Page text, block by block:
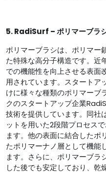
5. RadiSurf – ポリマーブラ
ポリマーブラシは、ポリマー
た特殊な高分子構造です。近
での機能性を向上させる表面
用されています。スタートア
けに様々な種類のポリマーブ
クのスタートアップ企業
技術を提供しています。同社
ットを用いた2段階プロセス
ます。他の表面に結合したポ
たポリマーナノ層として機能
ます。さらに、ポリマーブラ
した後でも安定しており、乾